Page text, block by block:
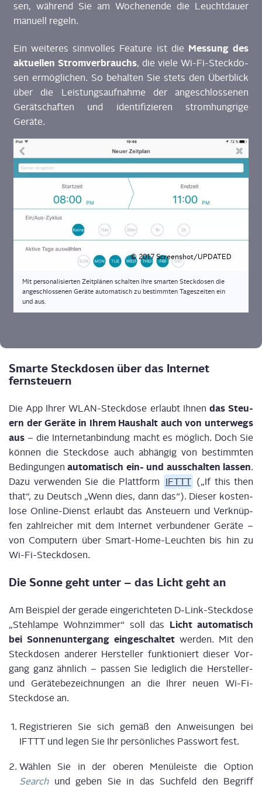
sen, wäh­rend Sie am Wochen­en­de die Leucht­dau­er
manu­ell regeln.
Ein wei­te­res sinn­vol­les Fea­ture ist die Mes­sung des
aktu­el­len Strom­ver­brauchs, die vie­le Wi-Fi-Steck­do­
sen ermög­li­chen. So behal­ten Sie stets den Über­blick
über die Leis­tungs­auf­nah­me der ange­schlos­se­nen
Gerät­schaf­ten und iden­ti­fi­zie­ren strom­hung­ri­ge
Geräte.
© 2017 Screenshot/UPDATED
Mit per­so­na­li­sier­ten Zeit­plä­nen schal­ten Ihre smar­ten Steck­do­sen die
ange­schlos­se­nen Gerä­te auto­ma­tisch zu bestimm­ten Tages­zei­ten ein
und aus.
Smar­te Steck­do­sen über das Inter­net
fernsteuern
Die App Ihrer WLAN-Steck­do­se erlaubt Ihnen das Steu­
ern der Gerä­te in Ihrem Haus­halt auch von unter­wegs
aus – die Inter­net­an­bin­dung macht es mög­lich. Doch Sie
kön­nen die Steck­do­se auch abhän­gig von bestimm­ten
Bedin­gun­genauto­ma­tisch ein- und aus­schal­ten las­sen.
Dazu ver­wen­den Sie die Platt­form
IFTTT („If this then
that“, zu Deutsch „Wenn dies, dann das“). Die­ser kos­ten­
lo­se Online-Dienst erlaubt das Ansteu­ern und Ver­knüp­
fen zahl­rei­cher mit dem Inter­net ver­bun­de­ner Gerä­te –
von Com­pu­tern über Smart-Home-Leuch­ten bis hin zu
Wi-Fi-Steckdosen.
Die Son­ne geht unter – das Licht geht an
Am Bei­spiel der gera­de ein­ge­rich­te­ten D‑Link-Steck­do­se
„Steh­lam­pe Wohn­zim­mer“ soll das Licht auto­ma­tisch
bei Son­nen­un­ter­gang ein­ge­schal­tet wer­den. Mit den
Steck­do­sen ande­rer Her­stel­ler funk­tio­niert die­ser Vor­
gang ganz ähn­lich – pas­sen Sie ledig­lich die Her­stel­ler-
und Gerä­te­be­zeich­nun­gen an die Ihrer neu­en Wi-Fi-
Steck­do­se an.
Regis­trie­ren Sie sich gemäß den Anwei­sun­gen bei
IFTTT und legen Sie Ihr per­sön­li­ches Pass­wort fest.
Wäh­len Sie in der obe­ren Menü­leis­te die Opti­on
Search und geben Sie in das Such­feld den Begriff